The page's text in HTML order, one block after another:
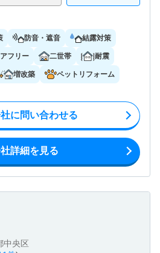
防音・遮音 結露対策
フリー 二世帯 耐震
増改築 ペットリフォーム
に問い合わせる
詳細を見る
中央区